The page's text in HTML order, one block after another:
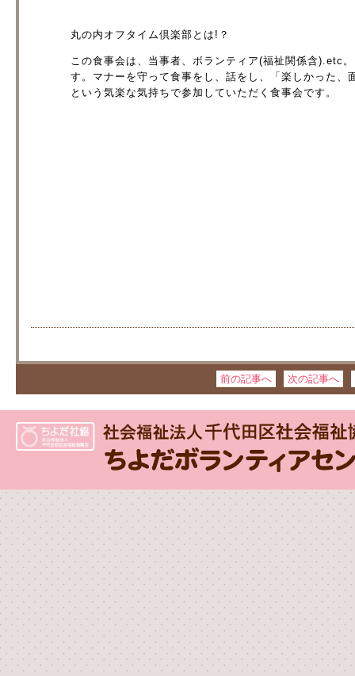
丸の内オフタイム倶楽部とは!？
この食事会は、当事者、ボランティア(福祉関係含).etc
す。マナーを守って食事をし、話をし、「楽しかった
という気楽な気持ちで参加していただく食事会です。
前の記事へ 次の記事へ